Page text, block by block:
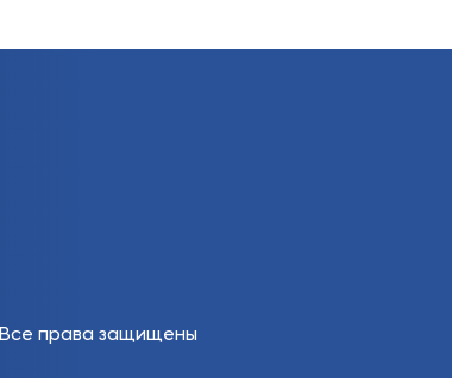
Все права защищены